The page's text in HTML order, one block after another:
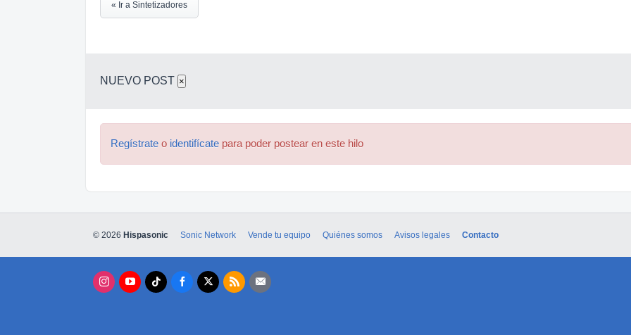
« Ir a Sintetizadores
NUEVO POST ×
Regístrate o identifícate para poder postear en este hilo
© 2026 Hispasonic Sonic Network Vende tu equipo Quiénes somos Avisos legales Contacto